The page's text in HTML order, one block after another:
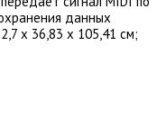
данных
х 36,83 х 105,41 см;